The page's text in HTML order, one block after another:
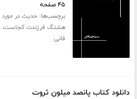
۴۵ صفحه
برچسب‌ها:حدیث در مورد
هشتگ فرزندت کجاست،
فانی
دانلود کتاب پانصد میلون ثروت